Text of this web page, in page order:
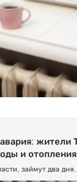
жители
и отопления
займут два дня.